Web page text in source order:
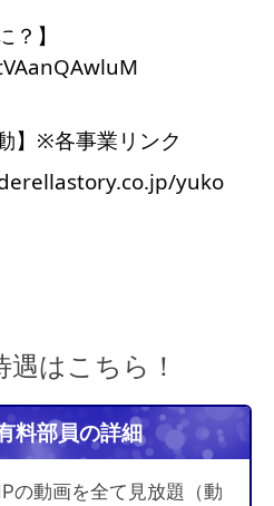
？】
】※各事業リンク
yuko
はこちら！
料部員の詳細
の動画を全て見放題（動